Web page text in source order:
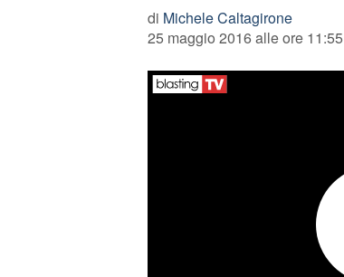
di Michele Caltagirone
25 maggio 2016 alle ore 11:55